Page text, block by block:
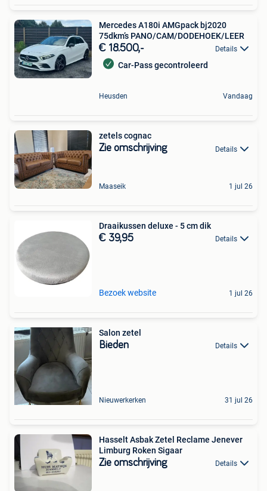
Mercedes A180i AMGpack bj2020
75dkm’s PANO/CAM/DODEHOEK/LEER
€ 18.500,- Details
Car-Pass gecontroleerd
Heusden Vandaag
zetels cognac
Zie omschrijving Details
Maaseik 1 jul 26
Draaikussen deluxe - 5 cm dik
€ 39,95 Details
Bezoek website 1 jul 26
Salon zetel
Bieden Details
Nieuwerkerken 31 jul 26
Hasselt Asbak Zetel Reclame Jenever
Limburg Roken Sigaar
Zie omschrijving Details